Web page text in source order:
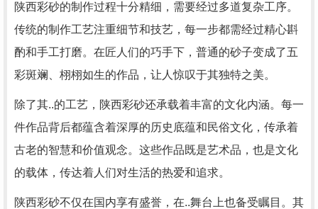
陕西彩砂的制作过程十分精细，需要经过多道复杂工序。
传统的制作工艺注重细节和技艺，每一步都需经过精心斟
酌和手工打磨。在匠人们的巧手下，普通的砂子变成了五
彩斑斓、栩栩如生的作品，让人惊叹于其独特之美。
除了其..的工艺，陕西彩砂还承载着丰富的文化内涵。每一
件作品背后都蕴含着深厚的历史底蕴和民俗文化，传承着
古老的智慧和价值观念。这些作品既是艺术品，也是文化
的载体，传达着人们对生活的热爱和追求。
陕西彩砂不仅在国内享有盛誉，在..舞台上也备受瞩目。其